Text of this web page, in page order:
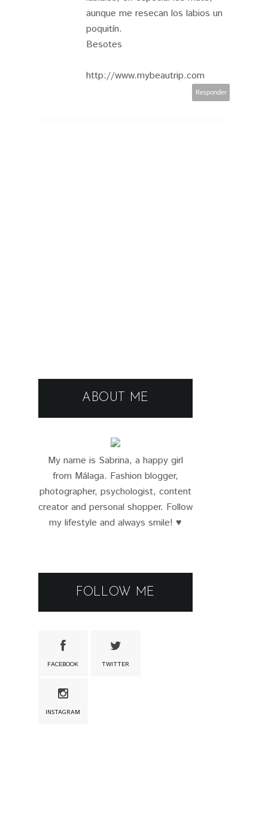
aunque me resecan los labios un
poquitín.
Besotes
http://www.mybeautrip.com
Responder
ABOUT ME
My name is Sabrina, a happy girl
from Málaga. Fashion blogger,
photographer, psychologist, content
creator and personal shopper. Follow
my lifestyle and always smile! ♥
FOLLOW ME
FACEBOOK TWITTER
INSTAGRAM